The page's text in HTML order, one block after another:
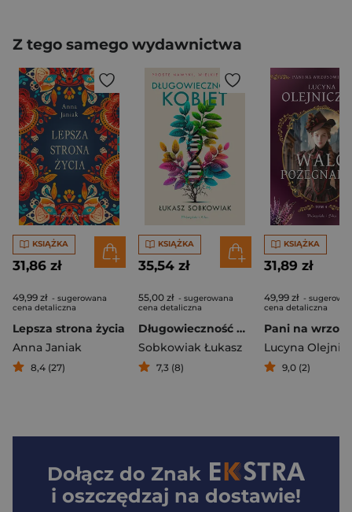
Z tego samego wydawnictwa
KSIĄŻKA
31,86 zł
49,99 zł - sugerowana
cena detaliczna
Lepsza strona życia
Anna Janiak
8,4 (27)
KSIĄŻKA
35,54 zł
55,00 zł - sugerowana
cena detaliczna
Długowieczność kobiet. Proste nawyki, wielkie efekty
Sobkowiak Łukasz
7,3 (8)
KSIĄŻKA
31,89 zł
49,99 zł -
cena detaliczna
Lucyna
9,0 (2)
Dołącz do Znak
i oszczędzaj na dostawie!